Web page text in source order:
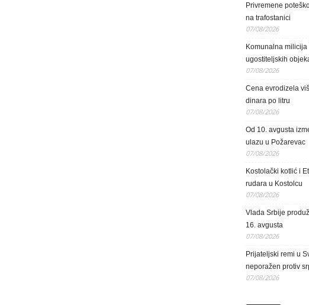
Privremene
na trafostanici
07/08/2026
Komunalna
ugostiteljskih
07/08/2026
Cena evrodizela
dinara po litru
07/08/2026
Od 10. avgusta
ulazu u Požarevac
07/08/2026
Kostolački kotlić i
rudara u Kostolcu
07/08/2026
Vlada Srbije
16. avgusta
07/08/2026
Prijateljski remi u
neporažen protiv
07/08/2026